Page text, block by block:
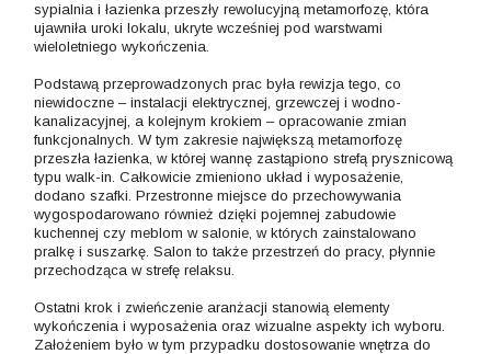
sypialnia i łazienka przeszły rewolucyjną metamorfozę, która
ujawniła uroki lokalu, ukryte wcześniej pod warstwami
wieloletniego wykończenia.
Podstawą przeprowadzonych prac była rewizja tego, co
niewidoczne – instalacji elektrycznej, grzewczej i wodno-
kanalizacyjnej, a kolejnym krokiem – opracowanie zmian
funkcjonalnych. W tym zakresie największą metamorfozę
przeszła łazienka, w której wannę zastąpiono strefą prysznicową
typu walk-in. Całkowicie zmieniono układ i wyposażenie,
dodano szafki. Przestronne miejsce do przechowywania
wygospodarowano również dzięki pojemnej zabudowie
kuchennej czy meblom w salonie, w których zainstalowano
pralkę i suszarkę. Salon to także przestrzeń do pracy, płynnie
przechodząca w strefę relaksu.
Ostatni krok i zwieńczenie aranżacji stanowią elementy
wykończenia i wyposażenia oraz wizualne aspekty ich wyboru.
Założeniem było w tym przypadku dostosowanie wnętrza do